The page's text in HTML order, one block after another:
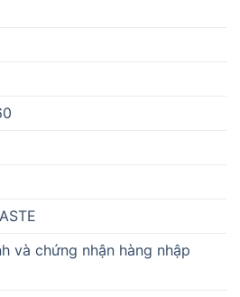
và chứng nhận hàng nhập